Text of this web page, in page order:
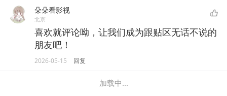
朵朵看影视
北京
喜欢就评论呦，让我们成为跟贴区无话不说的
朋友吧！
2026-05-15 回复
加载中...